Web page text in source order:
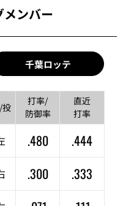
ンバー
千葉ロッテ
打率/
防御率
直近
打率
.480
.444
.300
.333